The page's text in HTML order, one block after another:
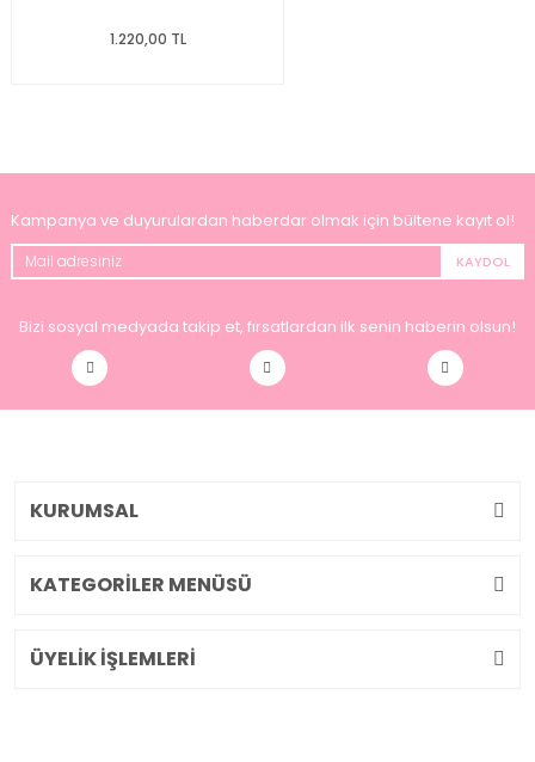
1.220,00 TL
Kampanya ve duyurulardan haberdar olmak için bültene kayıt ol!
KAYDOL
Bizi sosyal medyada takip et, fırsatlardan ilk senin haberin olsun!
KURUMSAL
KATEGORİLER MENÜSÜ
ÜYELİK İŞLEMLERİ